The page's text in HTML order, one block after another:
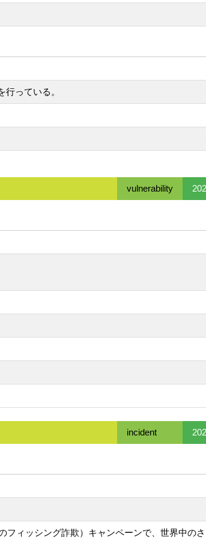
っている。
vulnerability
incident
ィッシング詐欺）キャンペーンで、世界中の